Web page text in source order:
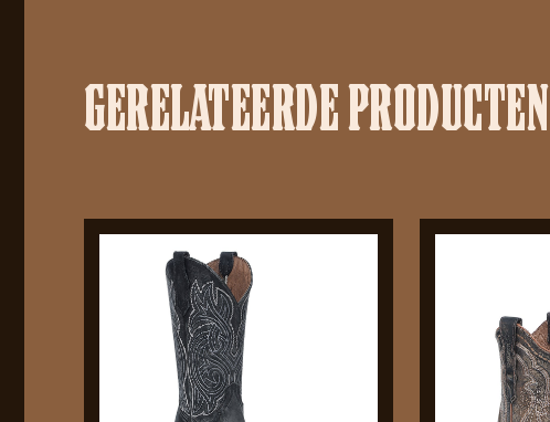
GERELATEERDE PRODUCTEN